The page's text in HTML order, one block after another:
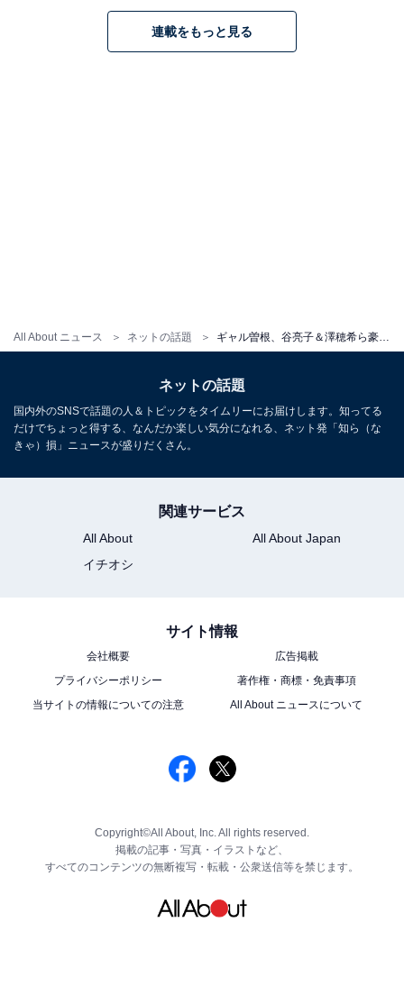
All About ニュース ネットの話題
連載をもっと見る
ネットの話題
国内外のSNSで話題の人＆トピックをタイムリーにお届けします。知ってる
だけでちょっと得する、なんだか楽しい気分になれる、ネット発「知ら（な
きゃ）損」ニュースが盛りだくさん。
関連サービス
All About
All About Japan
イチオシ
サイト情報
会社概要
広告掲載
プライバシーポリシー
著作権・商標・免責事項
当サイトの情報についての注意
All About ニュースについて
Copyright©All About, Inc. All rights reserved.
掲載の記事・写真・イラストなど、
すべてのコンテンツの無断複写・転載・公衆送信等を禁じます。